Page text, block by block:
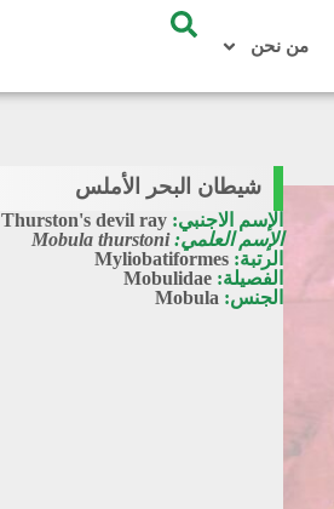
من نحن
ﺷﻴﻄﺎﻥ ﺍﻟﺒﺤﺮ ﺍﻷﻣﻠﺲ
الإسم الاجنبي: Thurston's devil ray
الإسم العلمي:Mobula thurstoni
الرتبة: Myliobatiformes
الفصيلة: Mobulidae
الجنس: Mobula